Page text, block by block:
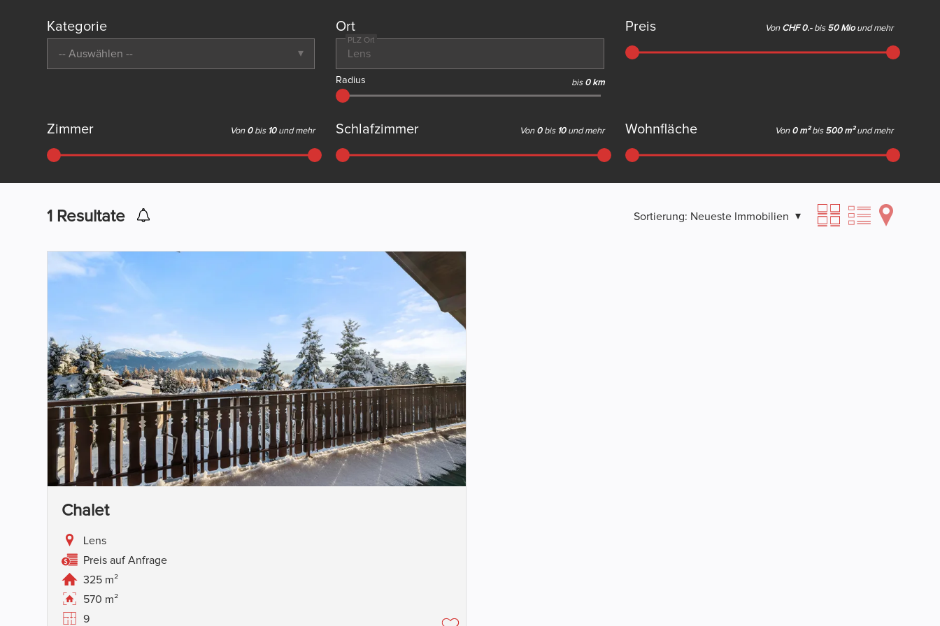
Kategorie
-- Auswählen --
Ort
PLZ Ort
Radius bis 0 km
Preis Von CHF 0.- bis 50 Mio und mehr
Zimmer Von 0 bis 10 und mehr Schlafzimmer Von 0 bis 10 und mehr Wohnfläche Von 0 m² bis 500 m² und mehr
1 Resultate Sortierung: Neueste Immobilien
Chalet
Lens
Preis auf Anfrage
325 m²
570 m²
9